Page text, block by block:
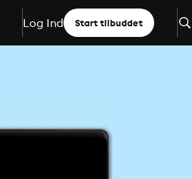
Log Ind Start tilbuddet